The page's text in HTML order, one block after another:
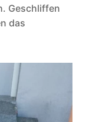
Geschliffen
das